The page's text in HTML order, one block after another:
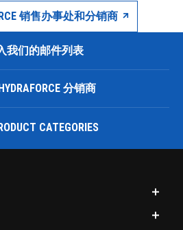
销售办事处和分销商
我们的邮件列表
分销商
CATEGORIES